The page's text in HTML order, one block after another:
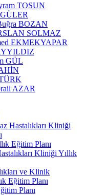
TOSUN
BOZAN
SOLMAZ
EKMEKYAPAR
GÜL
AZAR
Hastalıkları Kliniği
Eğitim Planı
Kliniği Yıllık
ve Klinik
Eğitim Planı
Planı